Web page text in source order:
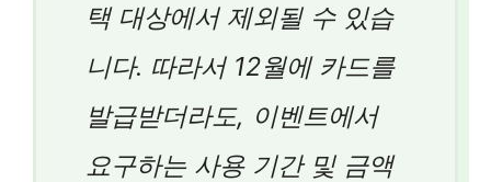
택 대상에서 제외될 수 있습
니다. 따라서 12월에 카드를
발급받더라도, 이벤트에서
요구하는 사용 기간 및 금액